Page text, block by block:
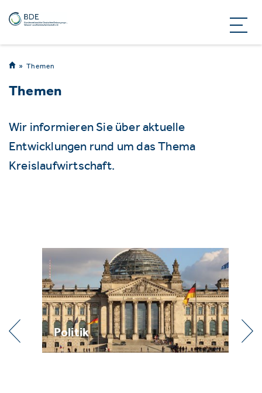
Themen
Themen
Wir informieren Sie über aktuelle
Entwicklungen rund um das Thema
Kreislaufwirtschaft.
Politik